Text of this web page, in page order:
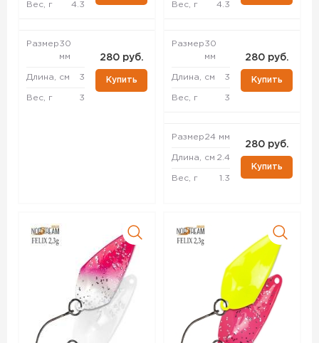
Вес, г 4.3
Размер30
мм
Длина, см 3
Вес, г 3
280 руб.
Купить
Вес, г 4.3
Размер30
мм
Длина, см 3
Вес, г 3
280 руб.
Купить
Размер24 мм
Длина, см 2.4
Вес, г 1.3
280 руб.
Купить